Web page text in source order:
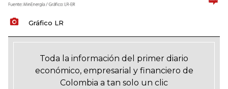
Gráfico LR
Toda la información del primer diario
económico, empresarial y financiero de
Colombia a tan solo un clic